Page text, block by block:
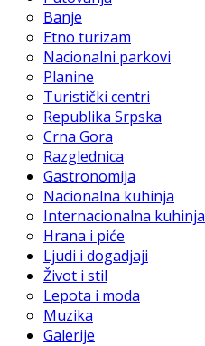
Banje
Etno turizam
Nacionalni parkovi
Planine
Turistički centri
Republika Srpska
Crna Gora
Razglednica
Gastronomija
Nacionalna kuhinja
Internacionalna kuhinja
Hrana i piće
Ljudi i dogadjaji
Život i stil
Lepota i moda
Muzika
Galerije